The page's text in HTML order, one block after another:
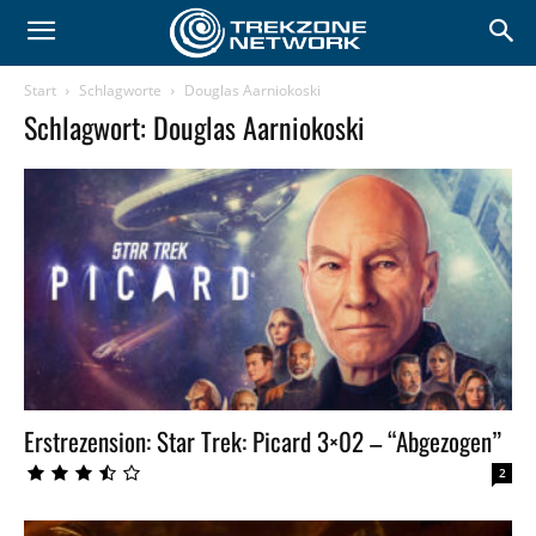
Start Schlagworte Douglas Aarniokoski
Schlagwort: Douglas Aarniokoski
Erstrezension: Star Trek: Picard 3×02 – “Abgezogen”
2